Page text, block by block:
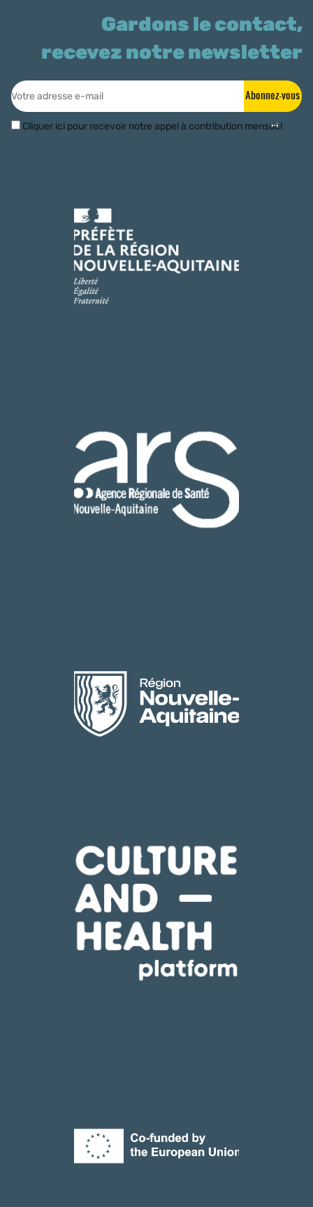
Gardons le contact,
recevez notre newsletter
Abonnez-vous
Cliquer ici pour recevoir notre appel à contribution mensuel